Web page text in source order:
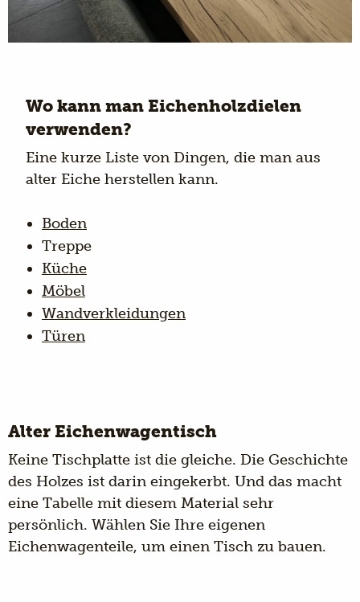
Wo kann man Eichenholzdielen
verwenden?
Eine kurze Liste von Dingen, die man aus
alter Eiche herstellen kann.
Boden
Treppe
Küche
Möbel
Wandverkleidungen
Türen
Alter Eichenwagentisch
Keine Tischplatte ist die gleiche. Die Geschichte
des Holzes ist darin eingekerbt. Und das macht
eine Tabelle mit diesem Material sehr
persönlich. Wählen Sie Ihre eigenen
Eichenwagenteile, um einen Tisch zu bauen.